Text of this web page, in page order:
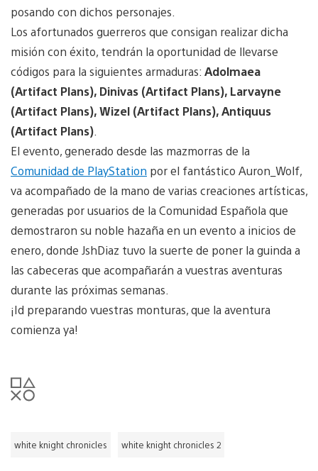
posando con dichos personajes.
Los afortunados guerreros que consigan realizar dicha
misión con éxito, tendrán la oportunidad de llevarse
códigos para la siguientes armaduras: Adolmaea
(Artifact Plans), Dinivas (Artifact Plans), Larvayne
(Artifact Plans), Wizel (Artifact Plans), Antiquus
(Artifact Plans)
El evento, generado desde las mazmorras de la
Comunidad de PlayStation por el fantástico Auron_Wolf,
va acompañado de la mano de varias creaciones artísticas,
generadas por usuarios de la Comunidad Española que
demostraron su noble hazaña en un evento a inicios de
enero, donde JshDiaz tuvo la suerte de poner la guinda a
las cabeceras que acompañarán a vuestras aventuras
durante las próximas semanas.
¡Id preparando vuestras monturas, que la aventura
comienza ya!
white knight chronicles white knight chronicles 2